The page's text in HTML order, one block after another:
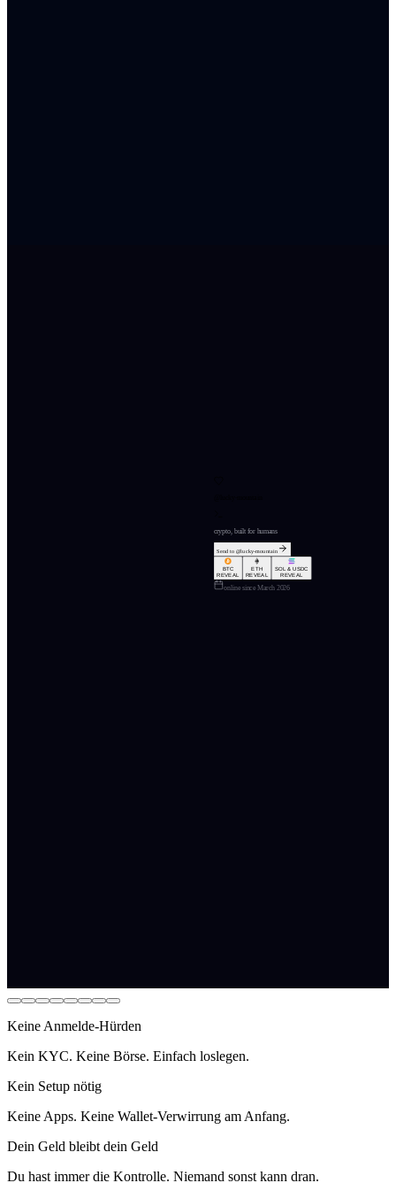
crypto, built for humans
Send to @lucky-mountain
BTC
REVEAL
ETH
REVEAL
SOL & USDC
REVEAL
online sinceMarch 2026
Keine Anmelde-Hürden
Kein KYC. Keine Börse. Einfach loslegen.
Kein Setup nötig
Keine Apps. Keine Wallet-Verwirrung am Anfang.
Dein Geld bleibt dein Geld
Du hast immer die Kontrolle. Niemand sonst kann dran.